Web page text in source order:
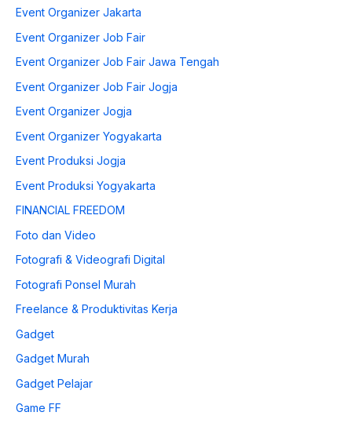
Event Organizer Jakarta
Event Organizer Job Fair
Event Organizer Job Fair Jawa Tengah
Event Organizer Job Fair Jogja
Event Organizer Jogja
Event Organizer Yogyakarta
Event Produksi Jogja
Event Produksi Yogyakarta
FINANCIAL FREEDOM
Foto dan Video
Fotografi & Videografi Digital
Fotografi Ponsel Murah
Freelance & Produktivitas Kerja
Gadget
Gadget Murah
Gadget Pelajar
Game FF